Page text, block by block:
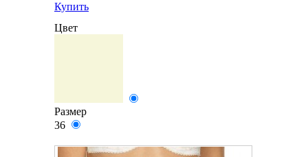
Купить
Цвет
Размер
36